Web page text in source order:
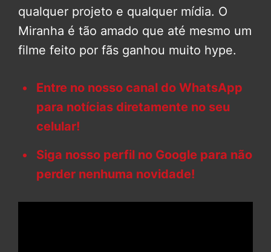
qualquer projeto e qualquer mídia. O
Miranha é tão amado que até mesmo um
filme feito por fãs ganhou muito hype.
Entre no nosso canal do WhatsApp
para notícias diretamente no seu
celular!
Siga nosso perfil no Google para não
perder nenhuma novidade!